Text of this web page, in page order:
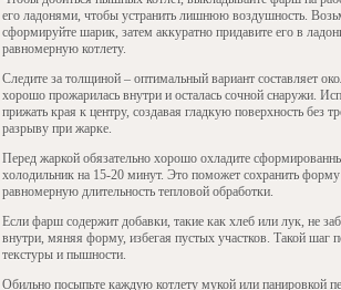
его ладонями, чтобы устранить лишнюю воздушность.
сформируйте шарик, затем аккуратно придавите его в
равномерную котлету.
Следите за толщиной – оптимальный вариант составляет
хорошо прожарилась внутри и осталась сочной снаружи.
прижать края к центру, создавая гладкую поверхность без
разрыву при жарке.
Перед жаркой обязательно хорошо охладите
холодильник на 15-20 минут. Это поможет сохранить
равномерную длительность тепловой обработки.
Если фарш содержит добавки, такие как хлеб или лук, не
внутри, мяняя форму, избегая пустых участков. Такой шаг
текстуры и пышности.
Обильно посыпьте каждую котлету мукой или панировкой